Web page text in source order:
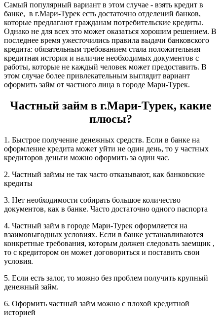
Самый популярный вариант в этом случае - взять кредит в
банке, в г.Мари-Турек есть достаточно отделений банков,
которые предлагают гражданам потребительские кредиты.
Однако не для всех это может оказаться хорошим решением. В
последнее время ужесточились правила выдачи банковского
кредита: обязательным требованием стала положительная
кредитная история и наличие необходимых документов с
работы, которые не каждый человек может предоставить. В
этом случае более привлекательным выглядит вариант
оформить займ от частного лица в городе Мари-Турек.
Частный займ в г.Мари-Турек, какие
плюсы?
1. Быстрое получение денежных средств. Если в банке на
оформление кредита может уйти не один день, то у частных
кредиторов деньги можно оформить за один час.
2. Частный займы не так часто отказывают, как банковские
кредиты
3. Нет необходимости собирать большое количество
документов, как в банке. Часто достаточно одного паспорта
4. Частный займ в городе Мари-Турек оформляется на
взаимовыгодных условиях. Если в банке устанавливаются
конкретные требования, которым должен следовать заемщик ,
то с кредитором он может договориться и поставить свои
условия.
5. Если есть залог, то можно без проблем получить крупный
денежный займ.
6. Оформить частный займ можно с плохой кредитной
историей